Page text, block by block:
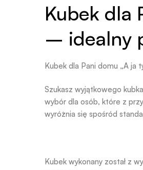
Kubek dla
– idealny
Kubek dla Pani domu „A
Szukasz wyjątkowego
wybór dla osób, które z
wyróżnia się spośród
Kubek wykonany został z